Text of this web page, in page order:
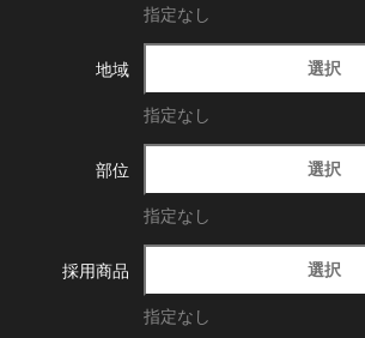
指定なし
地域 選択
指定なし
部位 選択
指定なし
採用商品 選択
指定なし